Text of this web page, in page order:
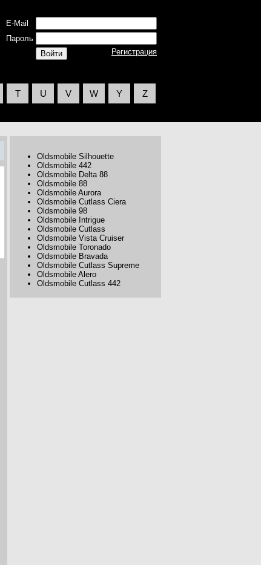
E-Mail
Пароль
Регистрация
T U V W Y Z
Oldsmobile Silhouette
Oldsmobile 442
Oldsmobile Delta 88
Oldsmobile 88
Oldsmobile Aurora
Oldsmobile Cutlass Ciera
Oldsmobile 98
Oldsmobile Intrigue
Oldsmobile Cutlass
Oldsmobile Vista Cruiser
Oldsmobile Toronado
Oldsmobile Bravada
Oldsmobile Cutlass Supreme
Oldsmobile Alero
Oldsmobile Cutlass 442